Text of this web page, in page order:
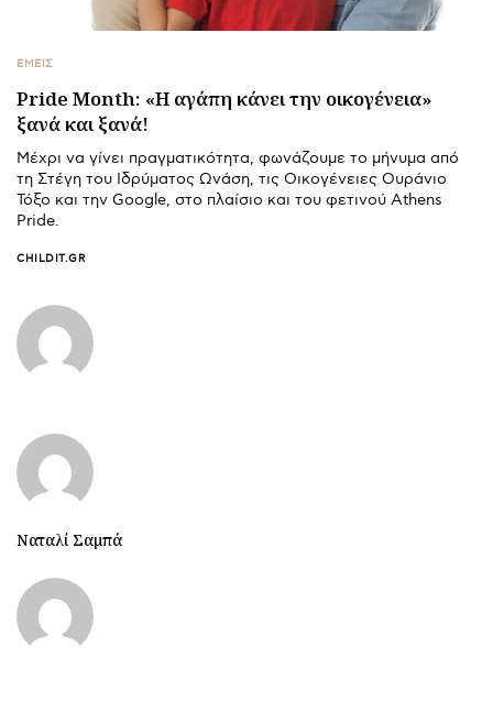
ΕΜΕΙΣ
Pride Month: «Η αγάπη κάνει την οικογένεια»
ξανά και ξανά!
Μέχρι να γίνει πραγματικότητα, φωνάζουμε το μήνυμα από
τη Στέγη του Ιδρύματος Ωνάση, τις Οικογένειες Ουράνιο
Τόξο και την Google, στο πλαίσιο και του φετινού Athens
Pride.
CHILDIT.GR
Ναταλί Σαμπά